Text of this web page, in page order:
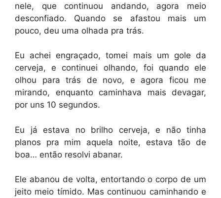
nele, que continuou andando, agora meio
desconfiado. Quando se afastou mais um
pouco, deu uma olhada pra trás.
Eu achei engraçado, tomei mais um gole da
cerveja, e continuei olhando, foi quando ele
olhou para trás de novo, e agora ficou me
mirando, enquanto caminhava mais devagar,
por uns 10 segundos.
Eu já estava no brilho cerveja, e não tinha
planos pra mim aquela noite, estava tão de
boa… então resolvi abanar.
Ele abanou de volta, entortando o corpo de um
jeito meio tímido. Mas continuou caminhando e